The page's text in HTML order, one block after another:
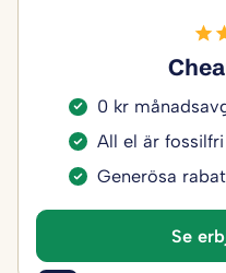
0 kr
All el är fossilfri
Generösa
Se